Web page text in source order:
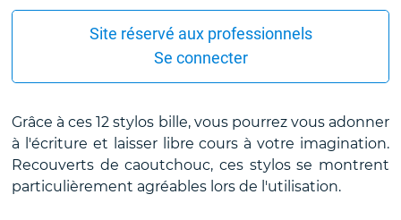
Site réservé aux professionnels
Se connecter
Grâce à ces 12 stylos bille, vous pourrez vous adonner
à l'écriture et laisser libre cours à votre imagination.
Recouverts de caoutchouc, ces stylos se montrent
particulièrement agréables lors de l'utilisation.